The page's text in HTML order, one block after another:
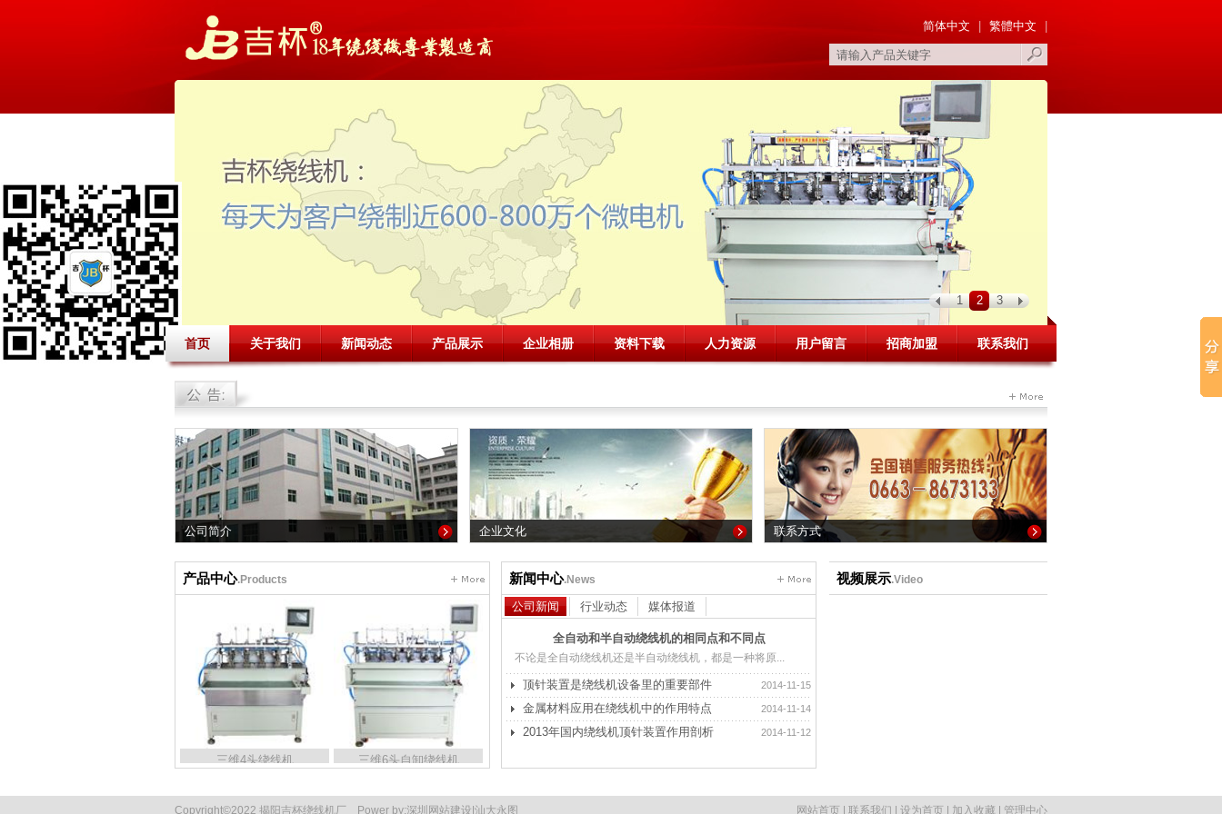
首页 关于我们 新闻动态 产品展示 企业相册 资料下载 人力资源 用户留言 招商加盟 联系我们
简体中文 繁體中文
1 2 3
公司简介 企业文化 联系方式
产品中心.Products
三维4头绕线机
三维6头自卸绕线机
新闻中心.News
公司新闻 行业动态 媒体报道
全自动和半自动绕线机的相同点和不同点
不论是全自动绕线机还是半自动绕线机，都是一种将原...
2014-11-15
顶针装置是绕线机设备里的重要部件
2014-11-14
金属材料应用在绕线机中的作用特点
2014-11-12
2013年国内绕线机顶针装置作用剖析
视频展示.Video
网站首页 联系我们 设为首页 加入收藏 管理中心
Copyright©2022 揭阳吉杯绕线机厂 Power by:深圳网站建设 汕大永图